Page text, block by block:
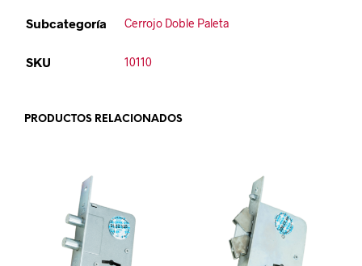
Subcategoría Cerrojo Doble Paleta
SKU 10110
PRODUCTOS RELACIONADOS